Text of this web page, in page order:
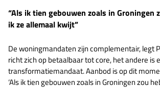
“Als ik tien gebouwen zoals in Groningen
ik ze allemaal kwijt”
De woningmandaten zijn complementair, legt
richt zich op betaalbaar tot core, het andere is
transformatiemandaat. Aanbod is op dit
‘Als ik tien gebouwen zoals in Groningen zou